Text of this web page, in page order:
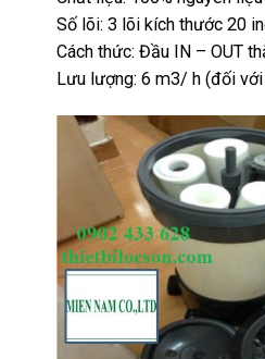
Số lõi: 3 lõi kích thước 20
Cách thức: Đầu IN – OUT
Lưu lượng: 6 m3/ h (đối